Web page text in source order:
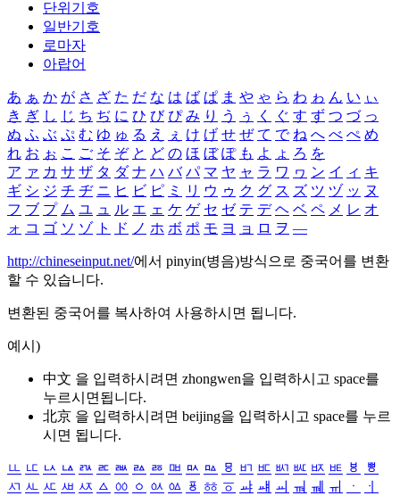
단위기호
일반기호
로마자
아랍어
あ ぁ か が さ ざ た だ な は ば ぱ ま や ゃ ら わ ゎ ん い ぃ
き ぎ し じ ち ぢ に ひ び ぴ み り う ぅ く ぐ す ず つ づ っ
ぬ ふ ぶ ぷ む ゆ ゅ る え ぇ け げ せ ぜ て で ね へ べ ぺ め
れ お ぉ こ ご そ ぞ と ど の ほ ぼ ぽ も よ ょ ろ を
ア ァ カ サ ザ タ ダ ナ ハ バ パ マ ヤ ャ ラ ワ ヮ ン イ ィ キ
ギ シ ジ チ ヂ ニ ヒ ビ ピ ミ リ ウ ゥ ク グ ス ズ ツ ヅ ッ ヌ
フ ブ プ ム ユ ュ ル エ ェ ケ ゲ セ ゼ テ デ ヘ ベ ペ メ レ オ
ォ コ ゴ ソ ゾ ト ド ノ ホ ボ ポ モ ヨ ョ ロ ヲ ―
http://chineseinput.net/에서 pinyin(병음)방식으로 중국어를 변환
할 수 있습니다.
변환된 중국어를 복사하여 사용하시면 됩니다.
예시)
中文 을 입력하시려면 zhongwen을 입력하시고 space를
누르시면됩니다.
北京 을 입력하시려면 beijing을 입력하시고 space를 누르
시면 됩니다.
ㅥ ㅦ ㅧ ㅨ ㅩ ㅪ ㅫ ㅬ ㅭ ㅮ ㅯ ㅰ ㅱ ㅲ ㅳ ㅴ ㅵ ㅶ ㅷ ㅸ
ㅹ
ㅺ ㅻ ㅼ ㅽ ㅾ ㅿ ㆀ ㆁ ㆂ ㆃ ㆄ ㆅ ㆆ ㆇ ㆈ ㆉ ㆊ ㆋ ㆌ ㆍ
ㆎ